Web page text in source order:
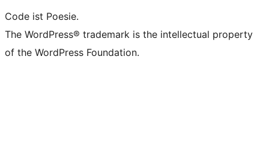
Code ist Poesie.
The WordPress® trademark is the intellectual property
of the WordPress Foundation.